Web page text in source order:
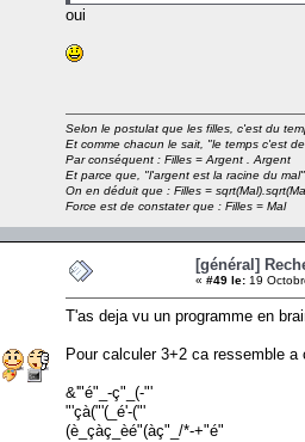
oui
Selon le postulat que les filles, c'est du
Et comme chacun le sait, "le temps c'est
Par conséquent : Filles = Argent . Argent
Et parce que, "l'argent est la racine du
On en déduit que : Filles =
Force est de constater que : Filles = Mal
[général]
« #49 le: 19
T'as deja vu un programme en
Pour calculer 3+2 ca ressemble a
&'"é"_-ç"_(-"'
"'çà("'(_é'-("'
(è_çàç_èé"(àç"_/*-+"é"